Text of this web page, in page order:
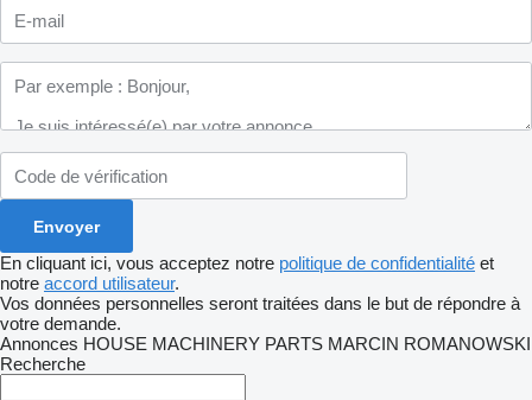
En cliquant ici, vous acceptez notre politique de confidentialité et
notre accord utilisateur.
Vos données personnelles seront traitées dans le but de répondre à
votre demande.
Annonces HOUSE MACHINERY PARTS MARCIN ROMANOWSKI
Recherche